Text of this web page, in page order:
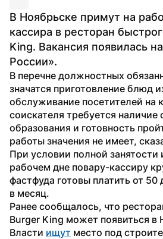
В Ноябрьске примут на
кассира в ресторан
King. Вакансия появилась
России».
В перечне должностных
значатся приготовление блюд
обслуживание посетителей на
соискателя требуется наличие
образования и готовность
работы значения не имеет,
При условии полной занятости
рабочем дне повару-кассиру
фастфуда готовы платить от 50
в месяц.
Ранее сообщалось, что
Burger King может появиться
Власти ищут место под